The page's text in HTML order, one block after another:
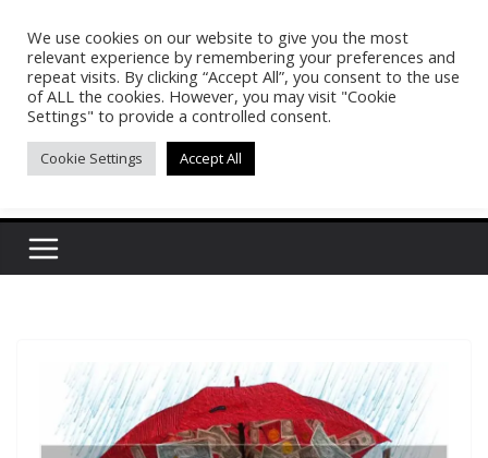
contentPasakon Puypong
(tonypuy)
เปิดพื้นที่การเรียนรู้และพร้อมแบ่งปันของผม
We use cookies on our website to give you the most
relevant experience by remembering your preferences and
repeat visits. By clicking “Accept All”, you consent to the use
of ALL the cookies. However, you may visit "Cookie
Settings" to provide a controlled consent.
Cookie Settings Accept All